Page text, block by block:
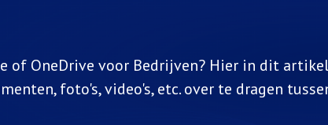
of OneDrive voor Bedrijven? Hier in dit artikel
foto's, video's, etc. over te dragen